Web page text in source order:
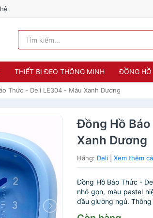
THIẾT BỊ ĐEO THÔNG MINH ĐỒNG HỒ
Thức - Deli LE304 - Màu Xanh Dương
Đồng Hồ
Xanh Dương
Hãng: Deli |Xem thêm
Đồng Hồ Báo Thức -
nhỏ gọn, màu pastel
đầu giường ngủ.